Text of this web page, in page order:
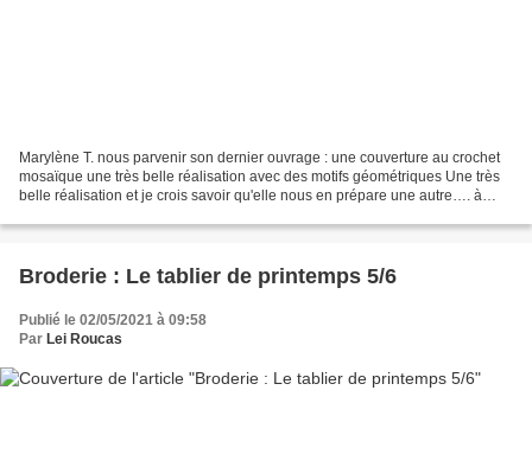
Marylène T. nous parvenir son dernier ouvrage : une couverture au crochet
mosaïque une très belle réalisation avec des motifs géométriques Une très
belle réalisation et je crois savoir qu'elle nous en prépare une autre…. à
Broderie : Le tablier de printemps 5/6
Publié le 02/05/2021 à 09:58
Par Lei Roucas